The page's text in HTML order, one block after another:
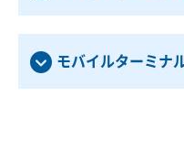
モバイルターミナ